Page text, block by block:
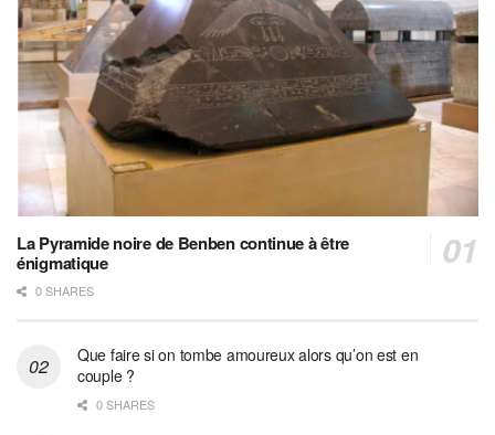
La Pyramide noire de Benben continue à être
énigmatique
0 SHARES
Que faire si on tombe amoureux alors qu’on est en
couple ?
0 SHARES